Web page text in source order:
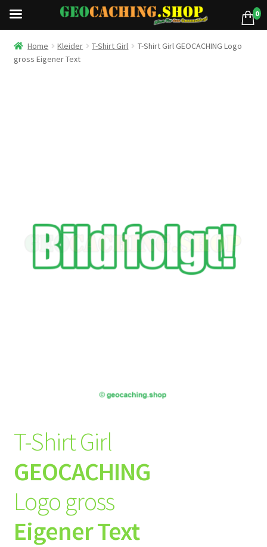
Home Kleider T-Shirt Girl
T-Shirt Girl GEOCACHING Logo
gross Eigener Text
T-Shirt Girl
GEOCACHING
Logo gross
Eigener Text
0